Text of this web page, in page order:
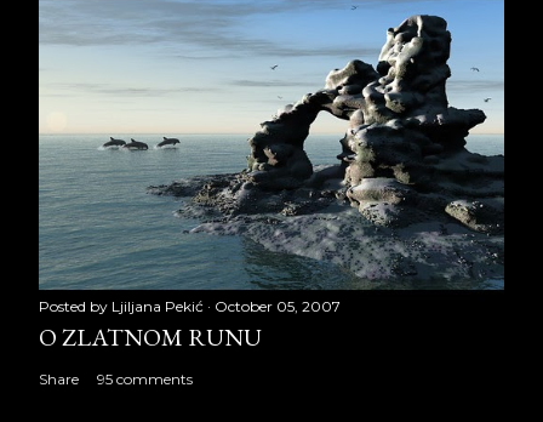
Posted by Ljiljana Pekić October 05, 2007
O ZLATNOM RUNU
Share 95 comments